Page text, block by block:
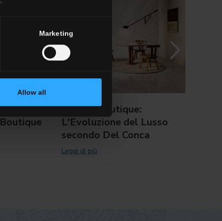
Marketing
Allow all
Marble Boutique:
L'Evoluzione del Lusso
secondo Del Conca
Leggi di più